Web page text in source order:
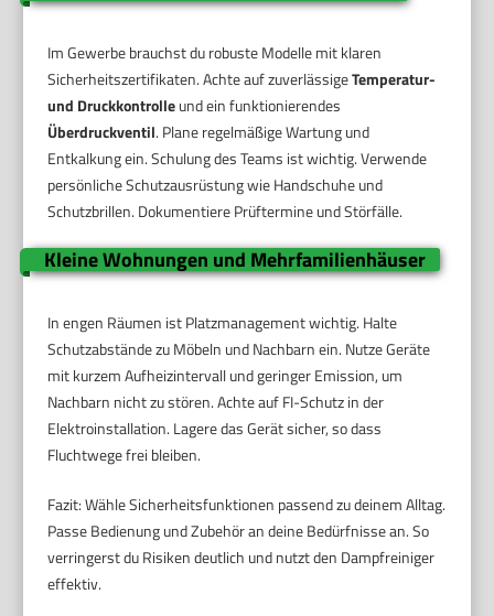
Im Gewerbe brauchst du robuste Modelle mit klaren
Sicherheitszertifikaten. Achte auf zuverlässigeTemperatur-
und Druckkontrolleund ein funktionierendes
Überdruckventil. Plane regelmäßige Wartung und
Entkalkung ein. Schulung des Teams ist wichtig. Verwende
persönliche Schutzausrüstung wie Handschuhe und
Schutzbrillen. Dokumentiere Prüftermine und Störfälle.
Kleine Wohnungen und Mehrfamilienhäuser
In engen Räumen ist Platzmanagement wichtig. Halte
Schutzabstände zu Möbeln und Nachbarn ein. Nutze Geräte
mit kurzem Aufheizintervall und geringer Emission, um
Nachbarn nicht zu stören. Achte auf FI-Schutz in der
Elektroinstallation. Lagere das Gerät sicher, so dass
Fluchtwege frei bleiben.
Fazit: Wähle Sicherheitsfunktionen passend zu deinem Alltag.
Passe Bedienung und Zubehör an deine Bedürfnisse an. So
verringerst du Risiken deutlich und nutzt den Dampfreiniger
effektiv.